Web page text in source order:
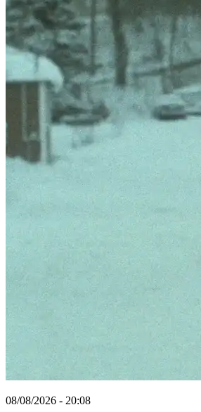
08/08/2026 - 20:08